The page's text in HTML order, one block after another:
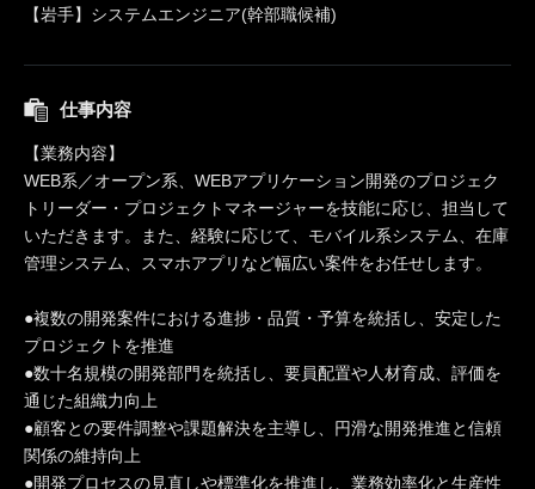
【岩手】システムエンジニア(幹部職候補)
仕事内容
【業務内容】
WEB系／オープン系、WEBアプリケーション開発のプロジェク
トリーダー・プロジェクトマネージャーを技能に応じ、担当して
いただきます。また、経験に応じて、モバイル系システム、在庫
管理システム、スマホアプリなど幅広い案件をお任せします。
●複数の開発案件における進捗・品質・予算を統括し、安定した
プロジェクトを推進
●数十名規模の開発部門を統括し、要員配置や人材育成、評価を
通じた組織力向上
●顧客との要件調整や課題解決を主導し、円滑な開発推進と信頼
関係の維持向上
●開発プロセスの見直しや標準化を推進し、業務効率化と生産性